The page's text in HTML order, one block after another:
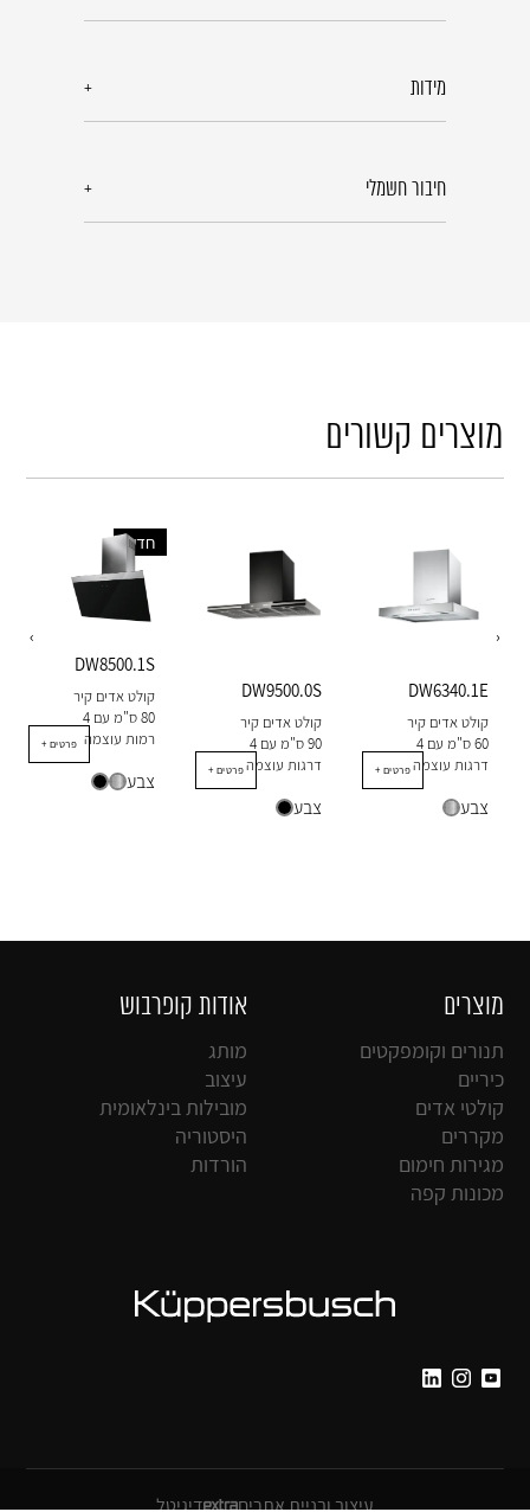
מידות
חיבור חשמלי
מוצרים קשורים
‹
חדש
DW8500.1S
קולט אדים קיר
80 ​​ס"מ עם 4
רמות עוצמה
צבע
+ פרטים
DW9500.0S
קולט אדים קיר
90 ס"מ עם 4
דרגות עוצמה
צבע
+ פרטים
DW6340.1E
קולט אדים קיר
60 ס"מ עם 4
דרגות עוצמה
צבע
+ פרטים
›
מוצרים
תנורים וקומפקטים
כיריים
קולטי אדים
מקררים
מגירות חימום
מכונות קפה
אודות קופרבוש
מותג
עיצוב
מובילות בינלאומית
היסטוריה
הורדות
עיצוב ובניית אתרים דיגיטל